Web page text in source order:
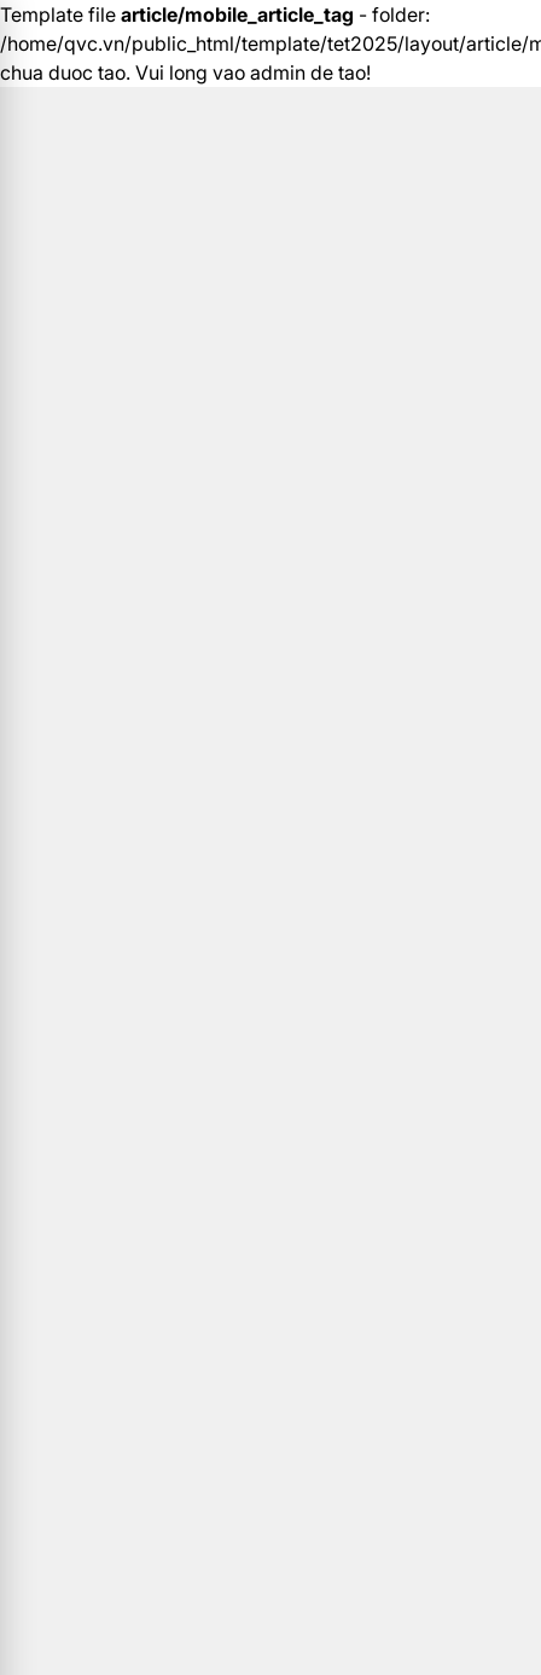
Template file article/mobile_article_tag - folder:
/home/qvc.vn/public_html/template/tet2025/layout/article/
chua duoc tao. Vui long vao admin de tao!